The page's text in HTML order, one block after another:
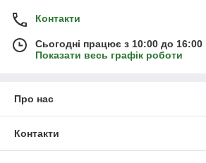
Контакти
Сьогодні працює з 10:00 до 16:00
Показати весь графік роботи
Про нас
Контакти